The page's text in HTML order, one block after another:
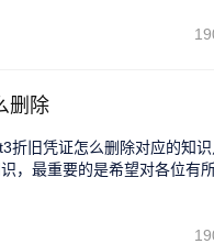
删除
折旧凭证怎么删除对应的知
，最重要的是希望对各位有